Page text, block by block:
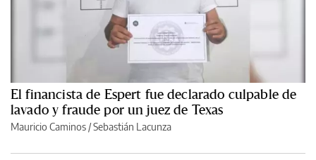
El financista de Espert fue declarado culpable de
lavado y fraude por un juez de Texas
Mauricio Caminos /Sebastián Lacunza